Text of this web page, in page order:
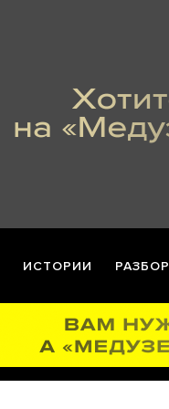
ИСТОРИИ РАЗБОР